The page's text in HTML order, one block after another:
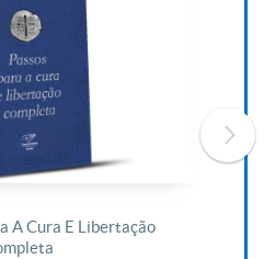
A Cura E Libertação